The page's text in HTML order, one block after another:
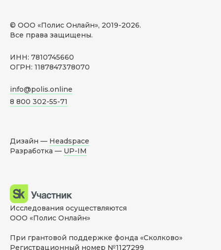
© ООО «Полис Онлайн», 2019-2026.
Все права защищены.
ИНН: 7810745660
ОГРН: 1187847378070
info@polis.online
8 800 302-55-71
Дизайн — Headspace
Разработка — UP-IM
Исследования осуществляются
ООО «Полис Онлайн»
При грантовой поддержке фонда «Сколково»
Регистрационный номер №1127299